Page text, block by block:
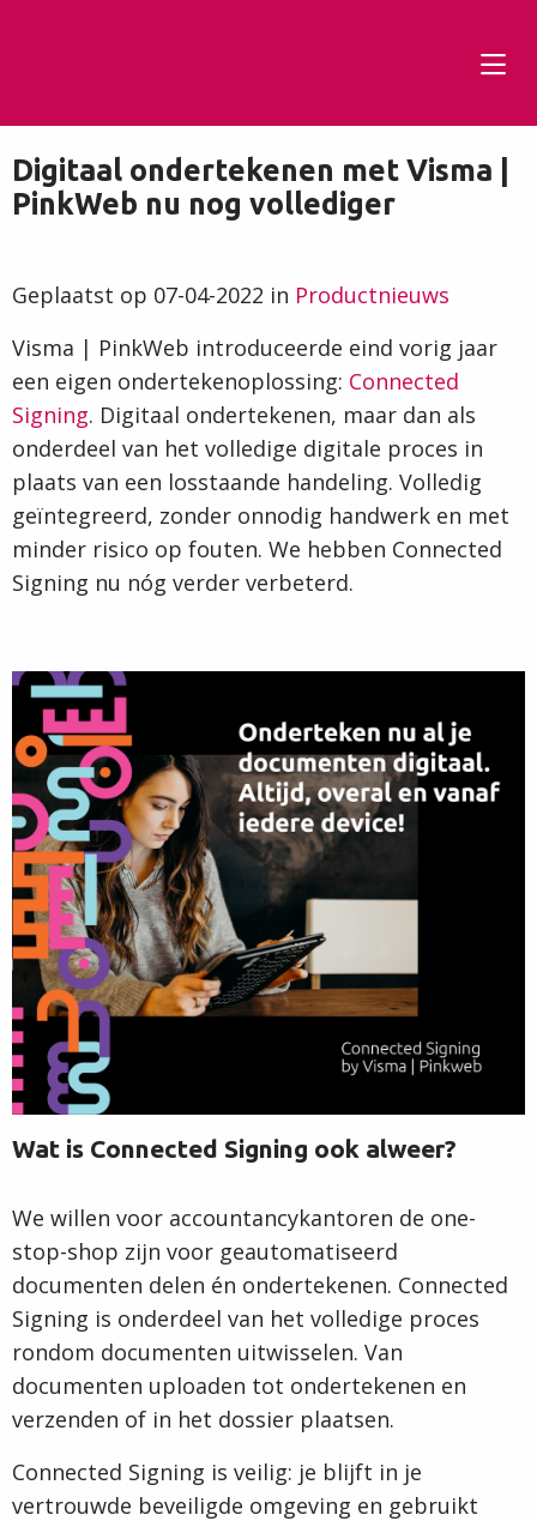
Digitaal ondertekenen met Visma |
PinkWeb nu nog vollediger
Geplaatst op 07-04-2022 in Productnieuws
Visma | PinkWeb introduceerde eind vorig jaar
een eigen ondertekenoplossing: Connected
Signing. Digitaal ondertekenen, maar dan als
onderdeel van het volledige digitale proces in
plaats van een losstaande handeling. Volledig
geïntegreerd, zonder onnodig handwerk en met
minder risico op fouten. We hebben Connected
Signing nu nóg verder verbeterd.
Wat is Connected Signing ook alweer?
We willen voor accountancykantoren de one-
stop-shop zijn voor geautomatiseerd
documenten delen én ondertekenen. Connected
Signing is onderdeel van het volledige proces
rondom documenten uitwisselen. Van
documenten uploaden tot ondertekenen en
verzenden of in het dossier plaatsen.
Connected Signing is veilig: je blijft in je
vertrouwde beveiligde omgeving en gebruikt